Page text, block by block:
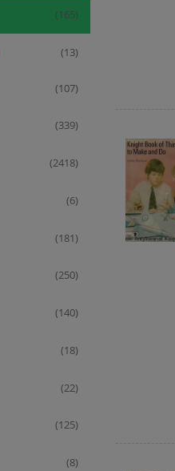
(165)
(13)
(107)
(339)
(2418)
(6)
(181)
(250)
(140)
(18)
(22)
(125)
(8)